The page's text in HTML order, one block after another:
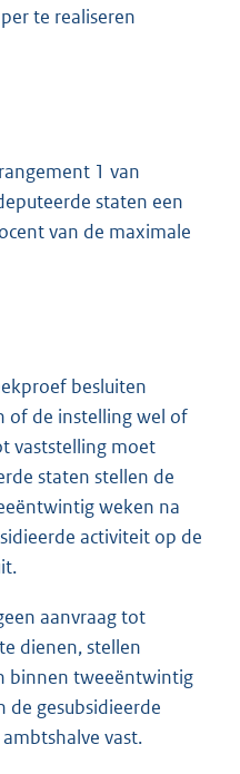
te realiseren
1 van
staten een
van de maximale
besluiten
of de instelling wel of
vaststelling moet
staten stellen de
weken na
activiteit op de
aanvraag tot
dienen, stellen
binnen tweeëntwintig
de gesubsidieerde
vast.